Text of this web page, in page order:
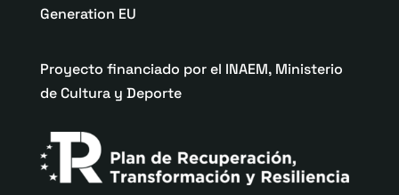
Generation EU
Proyecto financiado por el INAEM, Ministerio
de Cultura y Deporte